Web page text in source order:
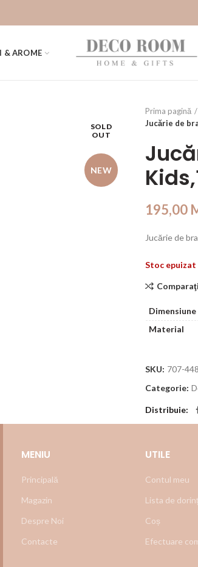
& AROME
SOLD
OUT
NEW
Prima pagină
Jucărie de
195,00
Jucărie de
Stoc epuizat
Dimensiune
Material
SKU: 707-
Categorie:
Distribuie
MENIU
Principală
Magazin
Despre Noi
Contacte
UTILE
Contul meu
Lista de
Coș
Efectuare